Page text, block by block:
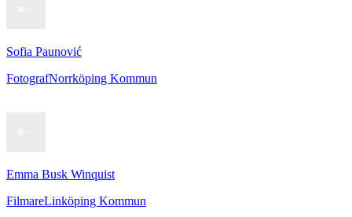
Sofia Paunović
FotografNorrköping Kommun
Emma Busk Winquist
FilmareLinköping Kommun